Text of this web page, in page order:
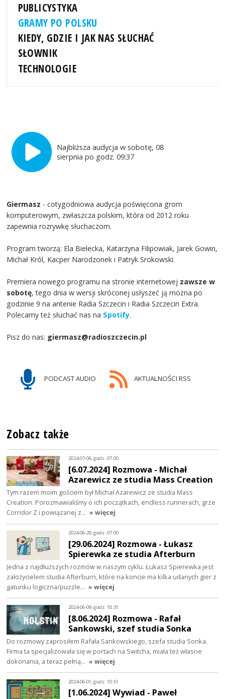
PUBLICYSTYKA
GRAMY PO POLSKU
KIEDY, GDZIE I JAK NAS SŁUCHAĆ
SŁOWNIK
TECHNOLOGIE
Najbliższa audycja w sobotę, 08
sierpnia po godz. 09:37
Giermasz - cotygodniowa audycja poświęcona grom
komputerowym, zwłaszcza polskim, która od 2012 roku
zapewnia rozrywkę słuchaczom.
Program tworzą: Ela Bielecka, Katarzyna Filipowiak, Jarek Gowin,
Michał Król, Kacper Narodzonek i Patryk Srokowski.
Premiera nowego programu na stronie internetowej zawsze w
sobotę, tego dnia w wersji skróconej usłyszeć ją można po
godzinie 9 na antenie Radia Szczecin i Radia Szczecin Extra.
Polecamy też słuchać nas na Spotify.
Pisz do nas: giermasz@radioszczecin.pl
PODCAST AUDIO AKTUALNOŚCI RSS
Zobacz także
2024-07-06, godz. 07:00
[6.07.2024] Rozmowa - Michał
Azarewicz ze studia Mass Creation
Tym razem moim gościem był Michał Azarewicz ze studia Mass
Creation. Porozmawialiśmy o ich początkach, endless runnerach, grze
Corridor Z i powiązanej z… » więcej
2024-06-29, godz. 07:00
[29.06.2024] Rozmowa - Łukasz
Spierewka ze studia Afterburn
Jedna z najdłuższych rozmów w naszym cyklu. Łukasz Spierewka jest
założycielem studia Afterburn, które na koncie ma kilka udanych gier z
gatunku logiczna/puzzle… » więcej
2024-06-09, godz. 18:31
[8.06.2024] Rozmowa - Rafał
Sankowski, szef studia Sonka
Do rozmowy zaprosiłem Rafała Sankowskiego, szefa studia Sonka.
Firma ta specjalizowała się w portach na Switcha, miała też własne
dokonania, a teraz pełną… » więcej
2024-06-01, godz. 10:51
[1.06.2024] Wywiad - Paweł